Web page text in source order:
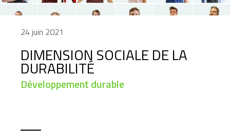
24 juin 2021
DIMENSION SOCIALE DE LA
DURABILITÉ
Développement durable